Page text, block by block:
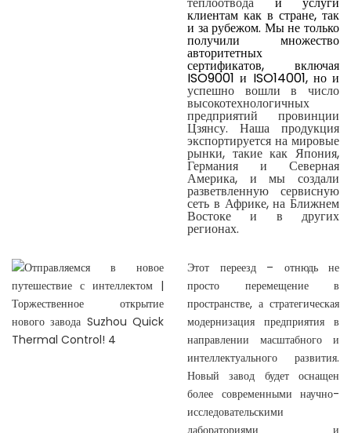
клиентам как в стране, так
и за рубежом. Мы не только
получили множество
авторитетных
сертификатов, включая
ISO9001 и ISO14001, но и
успешно вошли в число
высокотехнологичных
предприятий провинции
Цзянсу. Наша продукция
экспортируется на мировые
рынки, такие как Япония,
Германия и Северная
Америка, и мы создали
разветвленную сервисную
сеть в Африке, на Ближнем
Востоке и в других
регионах.
Этот переезд – отнюдь не
просто перемещение в
пространстве, а стратегическая
модернизация предприятия в
направлении масштабного и
интеллектуального развития.
Новый завод будет оснащен
более современными научно-
исследовательскими